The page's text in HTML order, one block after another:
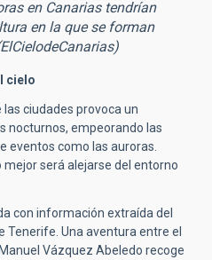
en Canarias tendrían
en la que se forman
cielo
las ciudades provoca un
nocturnos, empeorando las
eventos como las auroras.
será alejarse del entorno
con información extraída del
Tenerife. Una aventura entre el
Vázquez Abeledo recoge